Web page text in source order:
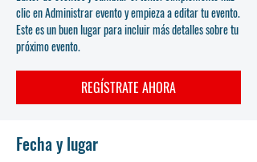
clic en Administrar evento y empieza a editar tu evento.
Este es un buen lugar para incluir más detalles sobre tu
próximo evento.
REGÍSTRATE AHORA
Fecha y lugar